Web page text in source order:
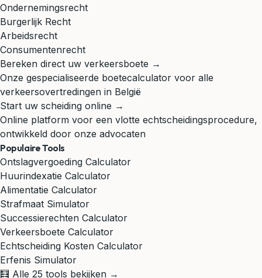
Ondernemingsrecht
Burgerlijk Recht
Arbeidsrecht
Consumentenrecht
Bereken direct uw verkeersboete →
Onze gespecialiseerde boetecalculator voor alle
verkeersovertredingen in België
Start uw scheiding online →
Online platform voor een vlotte echtscheidingsprocedure,
ontwikkeld door onze advocaten
Populaire Tools
Ontslagvergoeding Calculator
Huurindexatie Calculator
Alimentatie Calculator
Strafmaat Simulator
Successierechten Calculator
Verkeersboete Calculator
Echtscheiding Kosten Calculator
Erfenis Simulator
🧮 Alle 25 tools bekijken →